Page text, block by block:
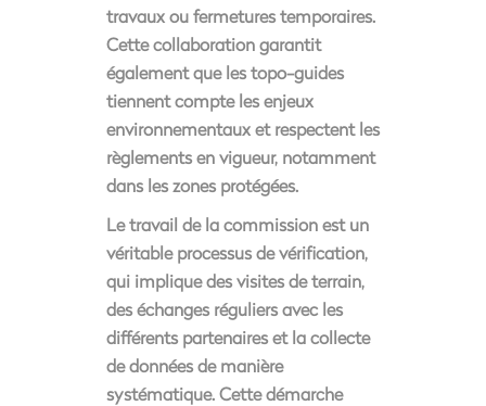
travaux ou fermetures temporaires.
Cette collaboration garantit
également que les topo-guides
tiennent compte les enjeux
environnementaux et respectent les
règlements en vigueur, notamment
dans les zones protégées.
Le travail de la commission est un
véritable processus de vérification,
qui implique des visites de terrain,
des échanges réguliers avec les
différents partenaires et la collecte
de données de manière
systématique. Cette démarche